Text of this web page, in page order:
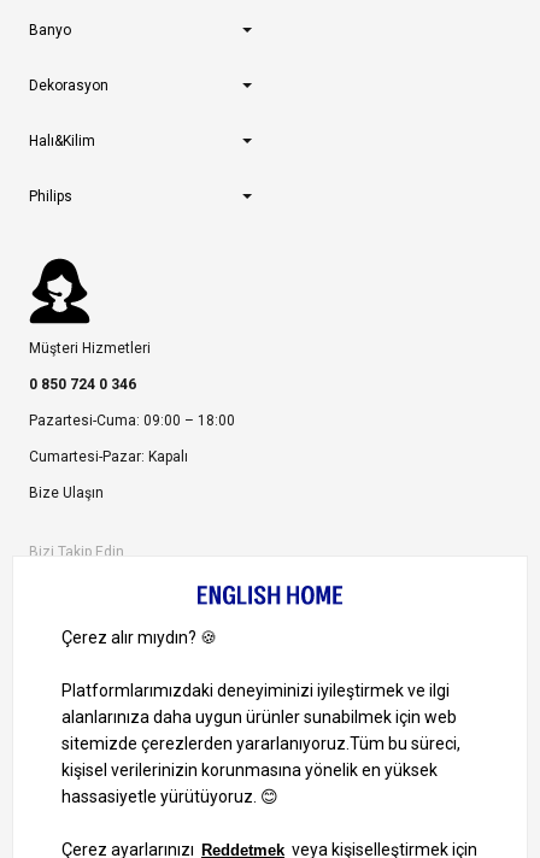
Banyo
Dekorasyon
Halı&Kilim
Philips
Müşteri Hizmetleri
0 850 724 0 346
Pazartesi-Cuma: 09:00 – 18:00
Cumartesi-Pazar: Kapalı
Bize Ulaşın
Bizi Takip Edin
1000 TL ve Üzeri Alışverişlerinizde Kargo Bedava!